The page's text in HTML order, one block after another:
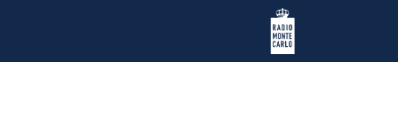
Radio Monte Carlo